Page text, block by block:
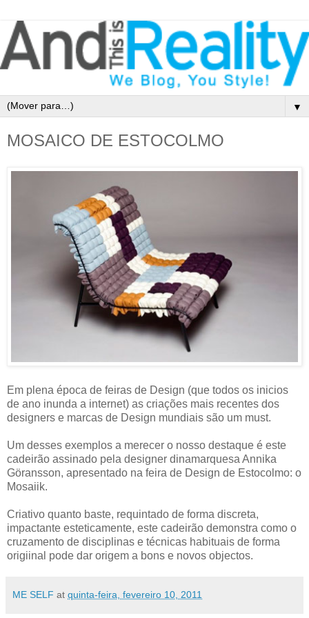
▼
MOSAICO DE ESTOCOLMO
Em plena época de feiras de Design (que todos os inicios
de ano inunda a internet) as criações mais recentes dos
designers e marcas de Design mundiais são um must.
Um desses exemplos a merecer o nosso destaque é este
cadeirão assinado pela designer dinamarquesa Annika
Göransson, apresentado na feira de Design de Estocolmo: o
Mosaiik.
Criativo quanto baste, requintado de forma discreta,
impactante esteticamente, este cadeirão demonstra como o
cruzamento de disciplinas e técnicas habituais de forma
origiinal pode dar origem a bons e novos objectos.
ME SELF at quinta-feira, fevereiro 10, 2011